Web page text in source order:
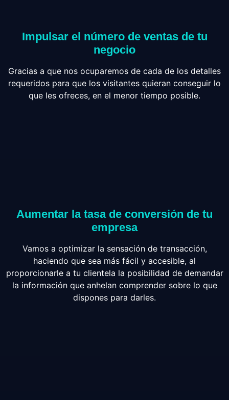
Impulsar el número de ventas de tu
negocio
Gracias a que nos ocuparemos de cada de los detalles
requeridos para que los visitantes quieran conseguir lo
que les ofreces, en el menor tiempo posible.
Aumentar la tasa de conversión de tu
empresa
Vamos a optimizar la sensación de transacción,
haciendo que sea más fácil y accesible, al
proporcionarle a tu clientela la posibilidad de demandar
la información que anhelan comprender sobre lo que
dispones para darles.